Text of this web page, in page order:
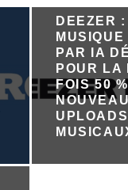
DEEZER
PAR IA
POUR LA
FOIS 50
UPLOADS